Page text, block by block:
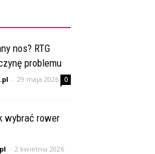
nos? RTG
problemu
- 29 maja 2026 0
wybrać rower
- 2 kwietnia 2026